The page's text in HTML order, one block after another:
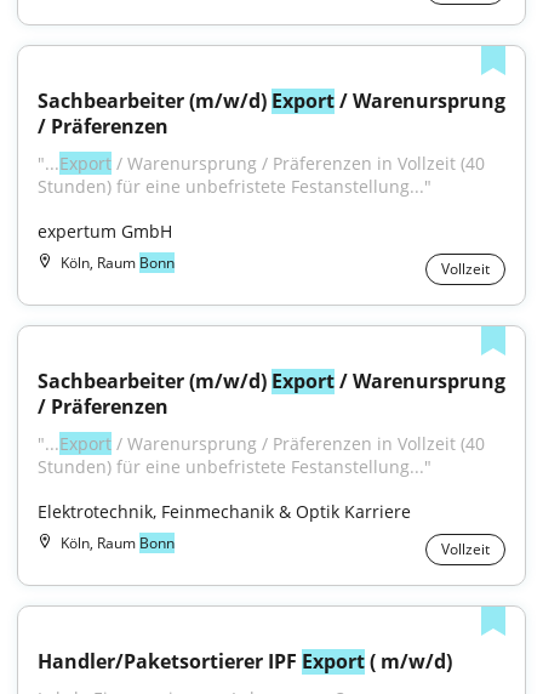
Sachbearbeiter (m/w/d) Export / Warenursprung
/ Präferenzen
"...Export / Warenursprung / Präferenzen in Vollzeit (40
Stunden) für eine unbefristete Festanstellung..."
expertum GmbH
Köln, Raum Bonn Vollzeit
Sachbearbeiter (m/w/d) Export / Warenursprung
/ Präferenzen
"...Export / Warenursprung / Präferenzen in Vollzeit (40
Stunden) für eine unbefristete Festanstellung..."
Elektrotechnik, Feinmechanik & Optik Karriere
Köln, Raum Bonn Vollzeit
Handler/Paketsortierer IPF Export ( m/w/d)